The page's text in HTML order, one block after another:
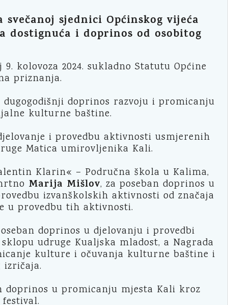
sjednici Općinskog vijeća
dostignuća i doprinos od osobitog
kolovoza 2024. sukladno Statutu Općine
priznanja.
doprinos razvoju i promicanju
kulturne baštine.
i provedbu aktivnosti usmjerenih
Matica umirovljenika Kali.
Klarin« – Područna škola u Kalima,
Marija Mišlov, za poseban doprinos u
izvanškolskih aktivnosti od značaja
u provedbu tih aktivnosti.
doprinos u djelovanju i provedbi
udruge Kualjska mladost, a Nagrada
kulture i očuvanja kulturne baštine i
doprinos u promicanju mjesta Kali kroz